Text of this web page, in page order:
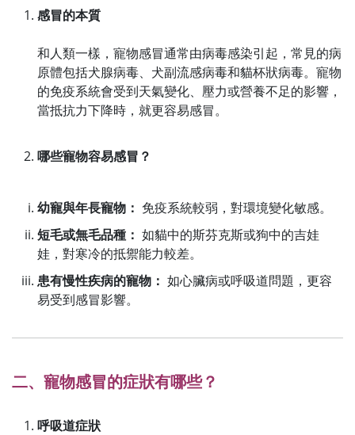
感冒的本質
和人類一樣，寵物感冒通常由病毒感染引起，常見的病
原體包括犬腺病毒、犬副流感病毒和貓杯狀病毒。寵物
的免疫系統會受到天氣變化、壓力或營養不足的影響，
當抵抗力下降時，就更容易感冒。
哪些寵物容易感冒？
幼寵與年長寵物： 免疫系統較弱，對環境變化敏感。
短毛或無毛品種： 如貓中的斯芬克斯或狗中的吉娃
娃，對寒冷的抵禦能力較差。
患有慢性疾病的寵物： 如心臟病或呼吸道問題，更容
易受到感冒影響。
二、寵物感冒的症狀有哪些？
呼吸道症狀